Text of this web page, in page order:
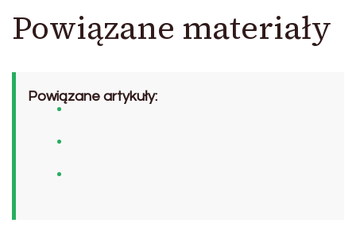
Powiązane materiały
Powiązane artykuły: